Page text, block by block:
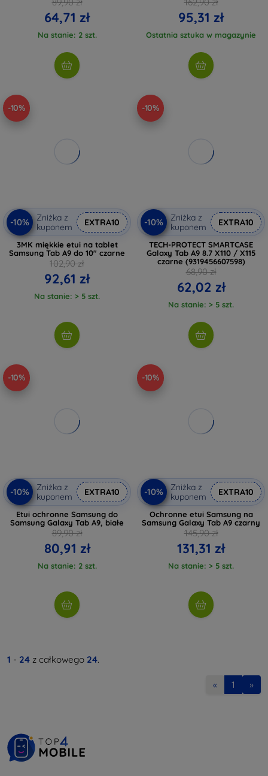
64,71 zł
Na stanie: 2 szt.
95,31 zł
Ostatnia sztuka w magazynie
-10%
-10%
Zniżka z
kuponem
EXTRA10
3MK miękkie etui na tablet
Samsung Tab A9 do 10" czarne
102,90 zł
92,61 zł
Na stanie: > 5 szt.
-10%
-10%
Zniżka z
kuponem
EXTRA10
TECH-PROTECT SMARTCASE
Galaxy Tab A9 8.7 X110 / X115
czarne (9319456607598)
68,90 zł
62,02 zł
Na stanie: > 5 szt.
-10%
-10%
Zniżka z
kuponem
EXTRA10
Etui ochronne Samsung do
Samsung Galaxy Tab A9, białe
89,90 zł
80,91 zł
Na stanie: 2 szt.
-10%
-10%
Zniżka z
kuponem
EXTRA10
Ochronne etui Samsung na
Samsung Galaxy Tab A9 czarny
145,90 zł
131,31 zł
Na stanie: > 5 szt.
1 - 24 z całkowego 24.
« 1 »